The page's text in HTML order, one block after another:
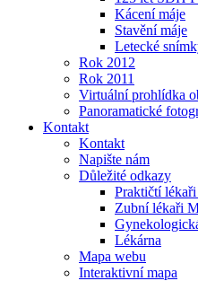
Kácení máje
Stavění máje
Letecké
Rok 2012
Rok 2011
Virtuální prohlídka
Panoramatické
Kontakt
Kontakt
Napište nám
Důležité odkazy
Praktičtí
Zubní lékaři
Lékárna
Mapa webu
Interaktivní mapa